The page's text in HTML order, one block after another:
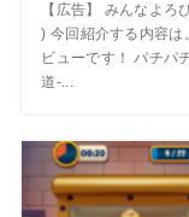
【広告】 みんなよ
) 今回紹介する内容は
ビューです！ パチパ
道-...